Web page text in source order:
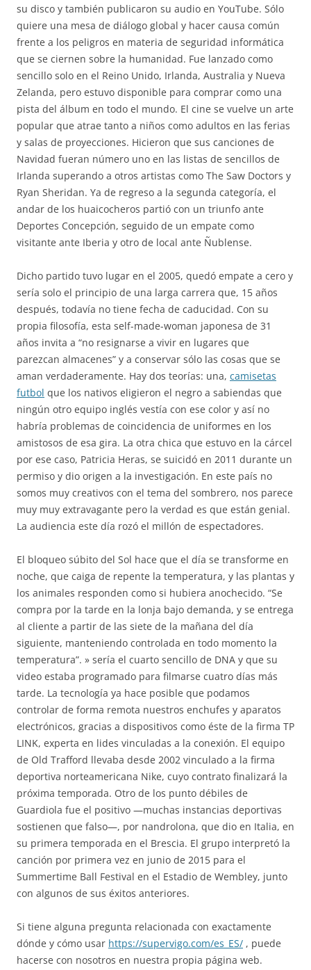
su disco y también publicaron su audio en YouTube. Sólo
quiere una mesa de diálogo global y hacer causa común
frente a los peligros en materia de seguridad informática
que se ciernen sobre la humanidad. Fue lanzado como
sencillo solo en el Reino Unido, Irlanda, Australia y Nueva
Zelanda, pero estuvo disponible para comprar como una
pista del álbum en todo el mundo. El cine se vuelve un arte
popular que atrae tanto a niños como adultos en las ferias
y salas de proyecciones. Hicieron que sus canciones de
Navidad fueran número uno en las listas de sencillos de
Irlanda superando a otros artistas como The Saw Doctors y
Ryan Sheridan. Ya de regreso a la segunda categoría, el
andar de los huaicocheros partió con un triunfo ante
Deportes Concepción, seguido de un empate como
visitante ante Iberia y otro de local ante Ñublense.
Dicho partido tuvo lugar en el 2005, quedó empate a cero y
sería solo el principio de una larga carrera que, 15 años
después, todavía no tiene fecha de caducidad. Con su
propia filosofía, esta self-made-woman japonesa de 31
años invita a “no resignarse a vivir en lugares que
parezcan almacenes” y a conservar sólo las cosas que se
aman verdaderamente. Hay dos teorías: una, camisetas
futbol que los nativos eligieron el negro a sabiendas que
ningún otro equipo inglés vestía con ese color y así no
habría problemas de coincidencia de uniformes en los
amistosos de esa gira. La otra chica que estuvo en la cárcel
por ese caso, Patricia Heras, se suicidó en 2011 durante un
permiso y dio origen a la investigación. En este país no
somos muy creativos con el tema del sombrero, nos parece
muy muy extravagante pero la verdad es que están genial.
La audiencia este día rozó el millón de espectadores.
El bloqueo súbito del Sol hace que el día se transforme en
noche, que caiga de repente la temperatura, y las plantas y
los animales responden como si hubiera anochecido. “Se
compra por la tarde en la lonja bajo demanda, y se entrega
al cliente a partir de las siete de la mañana del día
siguiente, manteniendo controlada en todo momento la
temperatura”. » sería el cuarto sencillo de DNA y que su
video estaba programado para filmarse cuatro días más
tarde. La tecnología ya hace posible que podamos
controlar de forma remota nuestros enchufes y aparatos
electrónicos, gracias a dispositivos como éste de la firma TP
LINK, experta en lides vinculadas a la conexión. El equipo
de Old Trafford llevaba desde 2002 vinculado a la firma
deportiva norteamericana Nike, cuyo contrato finalizará la
próxima temporada. Otro de los punto débiles de
Guardiola fue el positivo —muchas instancias deportivas
sostienen que falso—, por nandrolona, que dio en Italia, en
su primera temporada en el Brescia. El grupo interpretó la
canción por primera vez en junio de 2015 para el
Summertime Ball Festival en el Estadio de Wembley, junto
con algunos de sus éxitos anteriores.
Si tiene alguna pregunta relacionada con exactamente
dónde y cómo usar https://supervigo.com/es_ES/ , puede
hacerse con nosotros en nuestra propia página web.